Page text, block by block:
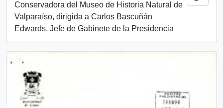
Conservadora del Museo de Historia Natural de
Valparaíso, dirigida a Carlos Bascuñán
Edwards, Jefe de Gabinete de la Presidencia